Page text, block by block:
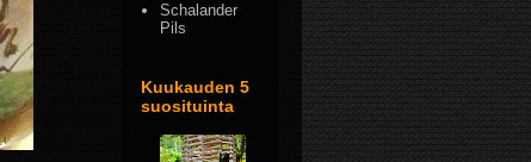
Schalander
Pils
Kuukauden 5
suosituinta